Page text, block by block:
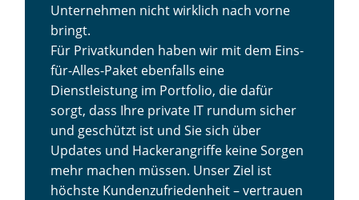
Unternehmen nicht wirklich nach vorne
bringt.
Für Privatkunden haben wir mit dem Eins-
für-Alles-Paket ebenfalls eine
Dienstleistung im Portfolio, die dafür
sorgt, dass Ihre private IT rundum sicher
und geschützt ist und Sie sich über
Updates und Hackerangriffe keine Sorgen
mehr machen müssen. Unser Ziel ist
höchste Kundenzufriedenheit – vertrauen